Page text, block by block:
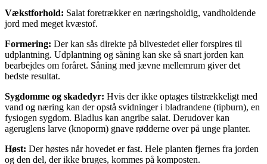
Vækstforhold: Salat foretrækker en næringsholdig, vandholdende
jord med meget kvæstof.
Formering: Der kan sås direkte på blivestedet eller forspires til
udplantning. Udplantning og såning kan ske så snart jorden kan
bearbejdes om foråret. Såning med jævne mellemrum giver det
bedste resultat.
Sygdomme og skadedyr: Hvis der ikke optages tilstrækkeligt med
vand og næring kan der opstå svidninger i bladrandene (tipburn), en
fysiogen sygdom. Bladlus kan angribe salat. Derudover kan
ageruglens larve (knoporm) gnave rødderne over på unge planter.
Høst: Der høstes når hovedet er fast. Hele planten fjernes fra jorden
og den del, der ikke bruges, kommes på komposten.